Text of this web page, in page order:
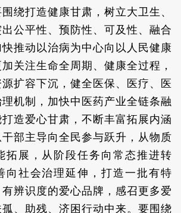
绕打造健康甘肃，树立大卫生、
公平性、预防性、可及性、融合
推动以治病为中心向以人民健康
关注生命全周期、健康全过程，
扩容下沉，健全医保、医疗、医
机制，加快中医药产业全链条融
造爱心甘肃，不断丰富拓展内涵
部主导向全民参与跃升，从物质
拓展，从阶段任务向常态推进转
向社会治理延伸，打造一批有特
辨识度的爱心品牌，感召更多爱
、助残、济困行动中来。要围绕